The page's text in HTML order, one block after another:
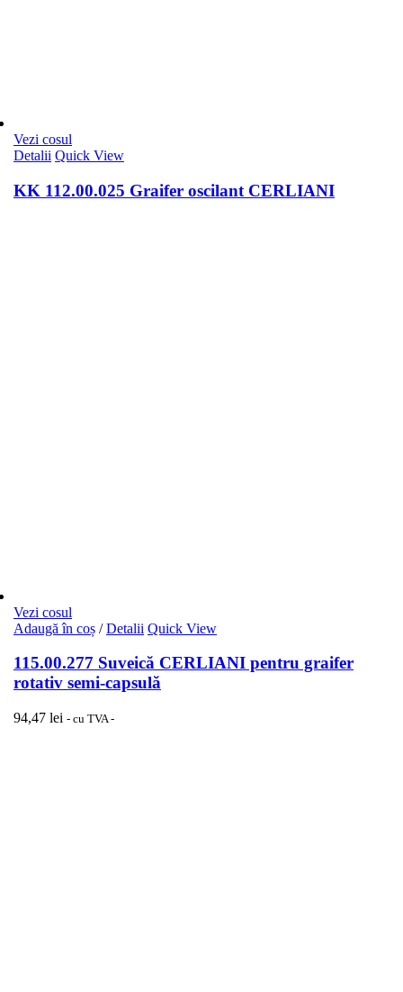
Vezi cosul
Detalii Quick View
KK 112.00.025 Graifer oscilant CERLIANI
Vezi cosul
Adaugă în coș / Detalii Quick View
115.00.277 Suveică CERLIANI pentru graifer
rotativ semi-capsulă
94,47 lei - cu TVA -